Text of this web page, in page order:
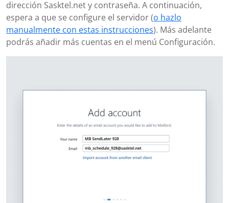
dirección Sasktel.net y contraseña. A continuación,
espera a que se configure el servidor (o hazlo
manualmente con estas instrucciones). Más adelante
podrás añadir más cuentas en el menú Configuración.